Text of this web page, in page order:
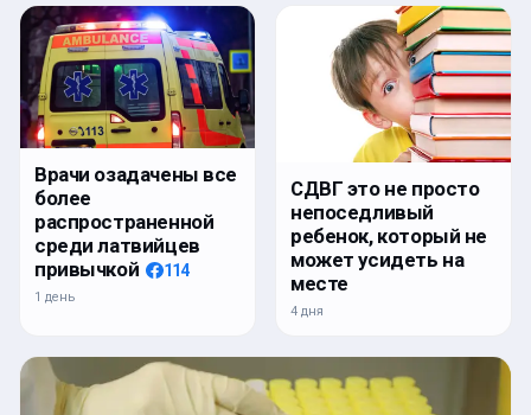
Врачи озадачены все
более
распространенной
среди латвийцев
привычкой
114
1 день
СДВГ это не просто
непоседливый
ребенок, который не
может усидеть на
месте
4 дня